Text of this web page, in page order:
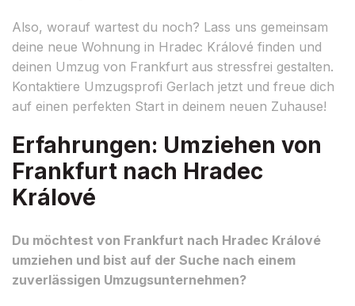
Also, worauf wartest du noch? Lass uns gemeinsam
deine neue Wohnung in Hradec Králové finden und
deinen Umzug von Frankfurt aus stressfrei gestalten.
Kontaktiere Umzugsprofi Gerlach jetzt und freue dich
auf einen perfekten Start in deinem neuen Zuhause!
Erfahrungen: Umziehen von
Frankfurt nach Hradec
Králové
Du möchtest von Frankfurt nach Hradec Králové
umziehen und bist auf der Suche nach einem
zuverlässigen Umzugsunternehmen?